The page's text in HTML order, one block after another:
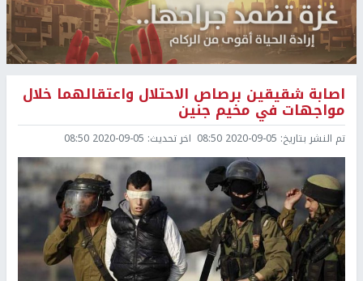
اصابة شقيقين برصاص الاحتلال واعتقالهما خلال
مواجهات في مخيم جنين
تم النشر بتاريخ: 2020-09-05 08:50 اخر تحديث: 2020-09-05 08:50